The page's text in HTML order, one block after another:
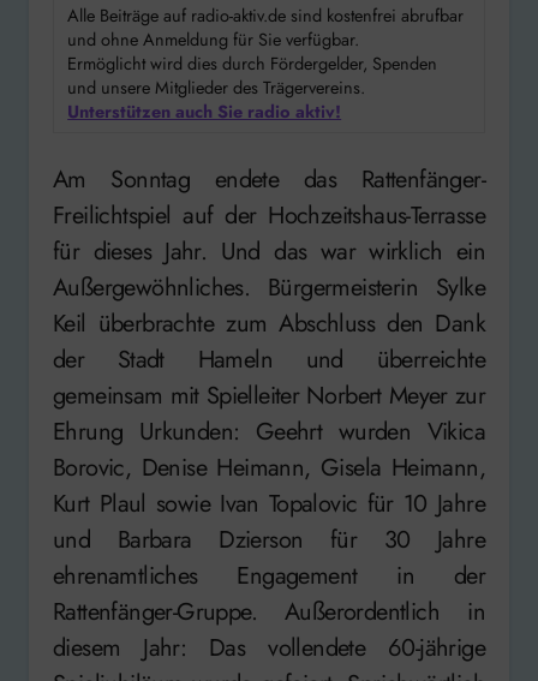
Alle Beiträge auf radio-aktiv.de sind kostenfrei abrufbar
und ohne Anmeldung für Sie verfügbar.
Ermöglicht wird dies durch Fördergelder, Spenden
und unsere Mitglieder des Trägervereins.
Unterstützen auch Sie radio aktiv!
Am Sonntag endete das Rattenfänger-
Freilichtspiel auf der Hochzeitshaus-Terrasse
für dieses Jahr. Und das war wirklich ein
Außergewöhnliches. Bürgermeisterin Sylke
Keil überbrachte zum Abschluss den Dank
der Stadt Hameln und überreichte
gemeinsam mit Spielleiter Norbert Meyer zur
Ehrung Urkunden: Geehrt wurden Vikica
Borovic, Denise Heimann, Gisela Heimann,
Kurt Plaul sowie Ivan Topalovic für 10 Jahre
und Barbara Dzierson für 30 Jahre
ehrenamtliches Engagement in der
Rattenfänger-Gruppe. Außerordentlich in
diesem Jahr: Das vollendete 60-jährige